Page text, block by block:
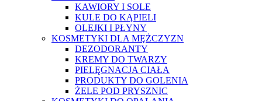
KAWIORY I SOLE
KULE DO KĄPIELI
OLEJKI I PŁYNY
KOSMETYKI DLA MĘŻCZYZN
DEZODORANTY
KREMY DO TWARZY
PIELĘGNACJA CIAŁA
PRODUKTY DO GOLENIA
ŻELE POD PRYSZNIC